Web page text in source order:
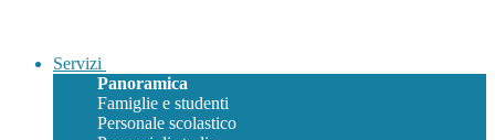
Servizi
Panoramica
Famiglie e studenti
Personale scolastico